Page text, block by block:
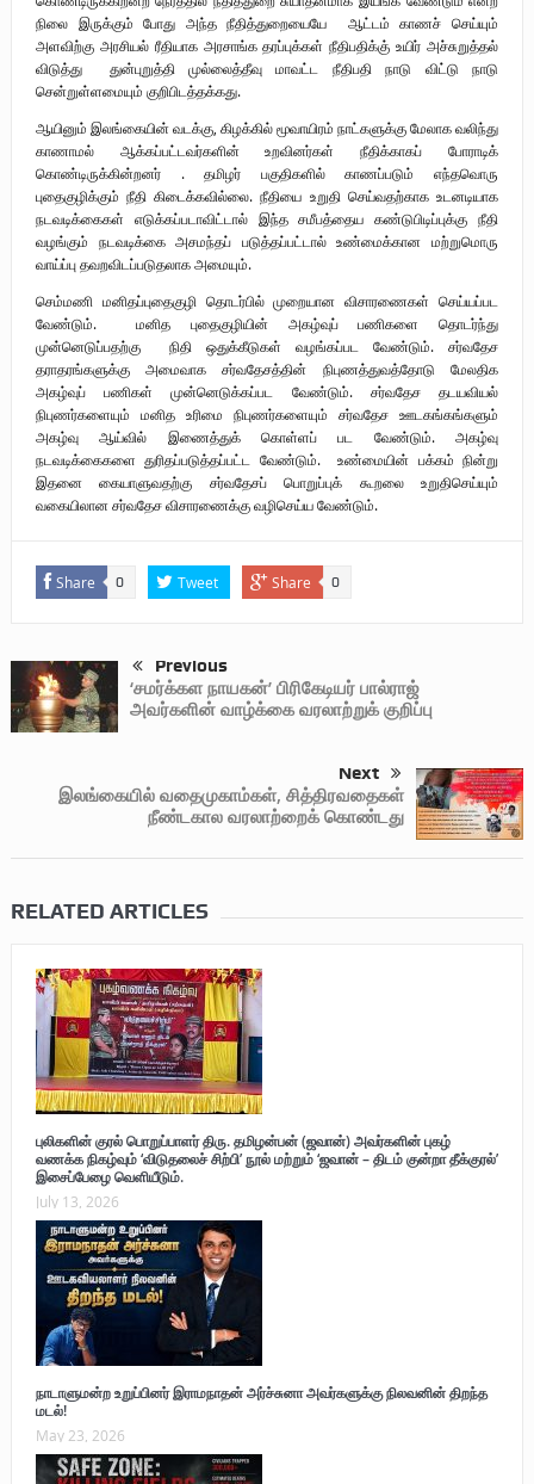
நிலை இருக்கும் போது அந்த நீதித்துறையையே ஆட்டம் காணச் செய்யும்
அளவிற்கு அரசியல் ரீதியாக அரசாங்க தரப்புக்கள் நீதிபதிக்கு் உயிர் அச்சுறுத்தல்
விடுத்து துன்புறுத்தி முல்லைத்தீவு மாவட்ட நீதிபதி நாடு விட்டு நாடு
சென்றுள்ளமையும் குறிபிடத்தக்கது.
ஆயினும் இலங்கையின் வடக்கு, கிழக்கில் மூவாயிரம் நாட்களுக்கு மேலாக வலிந்து
காணாமல் ஆக்கப்பட்டவர்களின் உறவினர்கள் நீதிக்காகப் போராடிக்
கொண்டிருக்கின்றனர் . தமிழர் பகுதிகளில் காணப்படும் எந்தவொரு
புதைகுழிக்கும் நீதி கிடைக்கவில்லை. நீதியை உறுதி செய்வதற்காக உடனடியாக
நடவடிக்கைகள் எடுக்கப்படாவிட்டால் இந்த சமீபத்தைய கண்டுபிடிப்புக்கு நீதி
வழங்கும் நடவடிக்கை அசமந்தப் படுத்தப்பட்டால் உண்மைக்கான மற்றுமொரு
வாய்ப்பு தவறவிடப்படுதலாக அமையும்.
செம்மணி மனிதப்புதைகுழி தொடர்பில் முறையான விசாரணைகள் செய்யப்பட
வேண்டும். மனித புதைகுழியின் அகழ்வுப் பணிகளை தொடர்ந்து
முன்னெடுப்பதற்கு நிதி ஒதுக்கீடுகள் வழங்கப்பட வேண்டும். சர்வதேச
தராதரங்களுக்கு அமைவாக சர்வதேசத்தின் நிபுணத்துவத்தோடு மேலதிக
அகழ்வுப் பணிகள் முன்னெடுக்கப்பட வேண்டும். சர்வதேச தடயவியல்
நிபுணர்களையும் மனித உரிமை நிபுணர்களையும் சர்வதேச ஊடகங்கங்களும்
அகழ்வு ஆய்வில் இணைத்துக் கொள்ளப் பட வேண்டும். அகழ்வு
நடவடிக்கைகளை துரிதப்படுத்தப்பட்ட வேண்டும். உண்மையின் பக்கம் நின்று
இதனை கையாளுவதற்கு சர்வதேசப் பொறுப்புக் கூறலை உறுதிசெய்யும்
வகையிலான சர்வதேச விசாரணைக்கு வழிசெய்ய வேண்டும்.
Share 0 Tweet Share 0
Previous
‘சமர்க்கள நாயகன்’ பிரிகேடியர் பால்ராஜ்
அவர்களின் வாழ்க்கை வரலாற்றுக் குறிப்பு
Next
இலங்கையில் வதைமுகாம்கள், சித்திரவதைகள்
நீண்டகால வரலாற்றைக் கொண்டது
RELATED ARTICLES
புலிகளின் குரல் பொறுப்பாளர் திரு. தமிழன்பன் (ஜவான்) அவர்களின் புகழ்
வணக்க நிகழ்வும் ‘விடுதலைச் சிற்பி’ நூல் மற்றும் ‘ஜவான் – திடம் குன்றா தீக்குரல்’
இசைப்பேழை வெளியீடும்.
July 13, 2026
நாடாளுமன்ற உறுப்பினர் இராமநாதன் அர்ச்சுனா அவர்களுக்கு நிலவனின் திறந்த
மடல்!
May 23, 2026